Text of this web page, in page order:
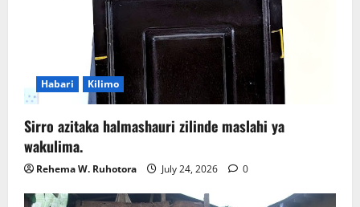
Habari Kilimo
Sirro azitaka halmashauri zilinde maslahi ya
wakulima.
Rehema W. Ruhotora July 24, 2026 0